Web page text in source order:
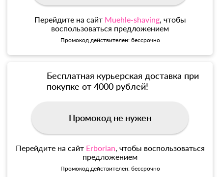
Перейдите на сайт Muehle-shaving, чтобы
воспользоваться предложением
Промокод действителен: бессрочно
Бесплатная курьерская доставка при
покупке от 4000 рублей!
Промокод не нужен
Перейдите на сайт Erborian, чтобы воспользоваться
предложением
Промокод действителен: бессрочно